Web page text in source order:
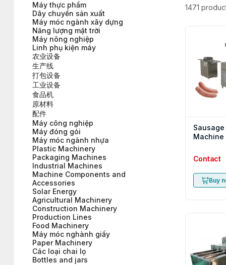
Máy thực phẩm
Dây chuyền sản xuất
Máy móc ngành xây dựng
Năng lượng mặt trời
Máy nông nghiệp
Linh phụ kiện máy
农业设备
生产线
打包设备
工业设备
食品机
原材料
配件
Máy công nghiệp
Máy đóng gói
Máy móc ngành nhựa
Plastic Machinery
Packaging Machines
Industrial Machines
Machine Components and
Accessories
Solar Energy
Agricultural Machinery
Construction Machinery
Production Lines
Food Machinery
Máy móc nghành giấy
Paper Machinery
Các loại chai lọ
Bottles and jars
1471
Machine
Contact
Buy